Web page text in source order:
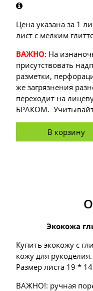
Цена указана за 1
лист с мелким
ВАЖНО: На
присутствовать
разметки,
же загрязнения
переходит на
БРАКОМ.
В корзину
Экокожа
Купить экокожу с
кожу для рукоделия.
Размер листа 19 *
ВАЖНО!: ручная